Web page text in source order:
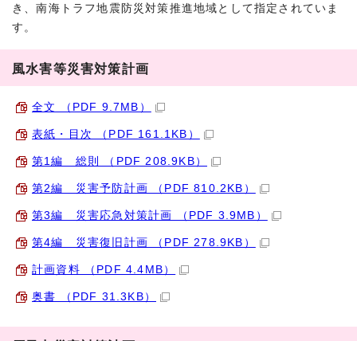
き、南海トラフ地震防災対策推進地域として指定されていま
す。
風水害等災害対策計画
全文 （PDF 9.7MB）
表紙・目次 （PDF 161.1KB）
第1編 総則 （PDF 208.9KB）
第2編 災害予防計画 （PDF 810.2KB）
第3編 災害応急対策計画 （PDF 3.9MB）
第4編 災害復旧計画 （PDF 278.9KB）
計画資料 （PDF 4.4MB）
奥書 （PDF 31.3KB）